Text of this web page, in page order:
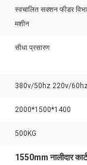
स्वचालित सक्शन फीडर
मशीन
सीधा प्रसारण
380v/50hz 220v/
2000*1500*1400
500KG
1550mm नालीदार